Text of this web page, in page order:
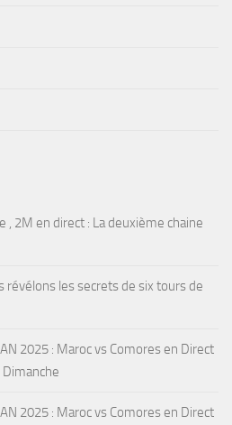
, 2M en direct : La deuxième chaine
révélons les secrets de six tours de
2025 : Maroc vs Comores en Direct
2025 : Maroc vs Comores en Direct